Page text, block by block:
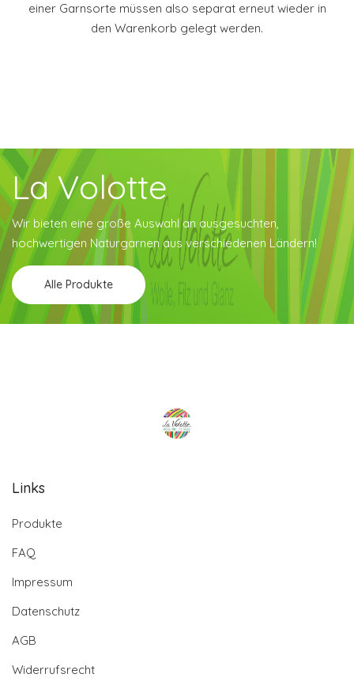
einer Garnsorte müssen also separat erneut wieder in
den Warenkorb gelegt werden.
La Volotte
Wir bieten eine große Auswahl an ausgesuchten,
hochwertigen Naturgarnen aus verschiedenen Ländern!
Alle Produkte
Links
Produkte
FAQ
Impressum
Datenschutz
AGB
Widerrufsrecht